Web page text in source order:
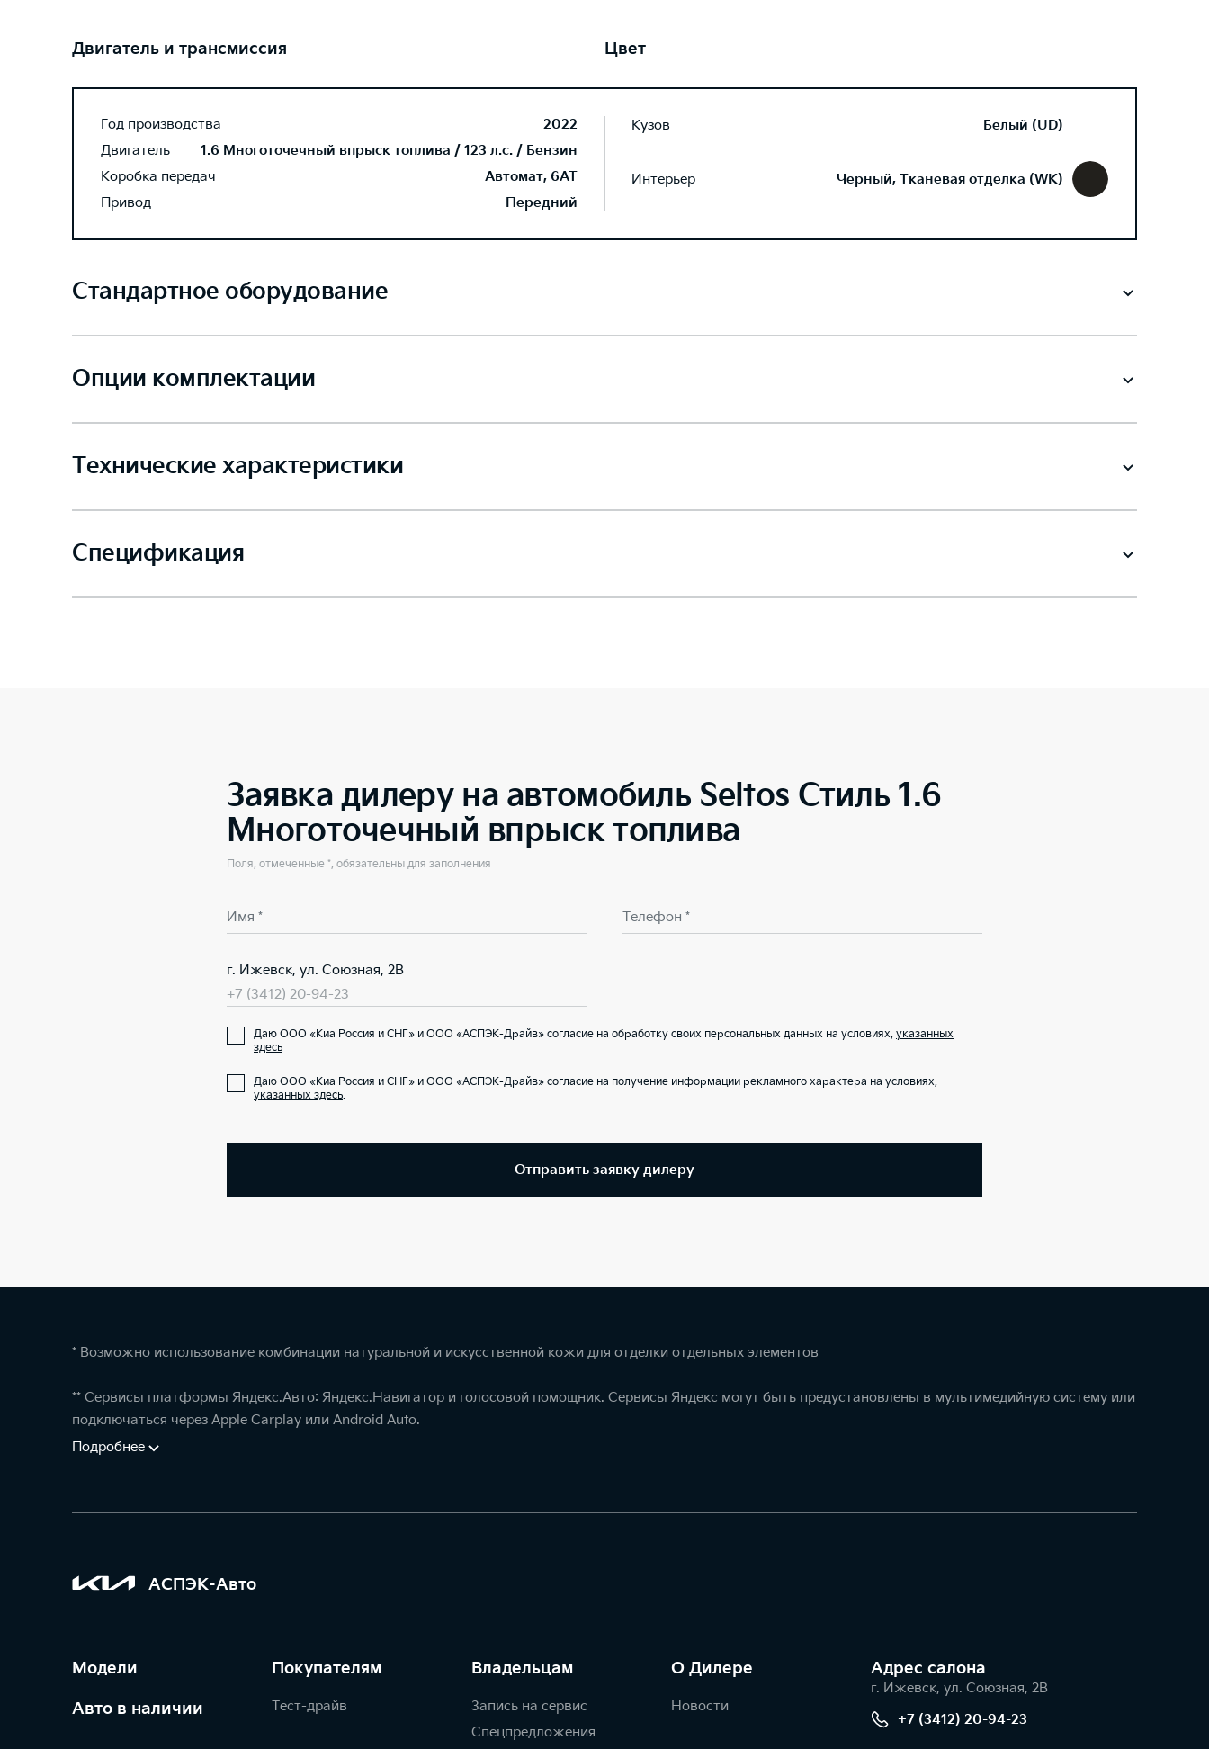
Двигатель и трансмиссия
Год производства
2022
Двигатель
1.6 Многоточечный впрыск топлива / 123 л.с. / Бензин
Коробка передач
Автомат, 6AT
Привод
Передний
Цвет
Кузов Белый (UD)
Интерьер Черный, Тканевая отделка (WK)
Стандартное оборудование
Опции комплектации
Технические характеристики
Спецификация
Заявка дилеру на автомобиль Seltos Стиль 1.6
Многоточечный впрыск топлива
Поля, отмеченные *, обязательны для заполнения
Имя * Телефон *
г. Ижевск, ул. Союзная, 2В
+7 (3412) 20-94-23
Даю ООО «Киа Россия и СНГ» и ООО «АСПЭК-Драйв» согласие на обработку своих персональных данных на условиях, указанных
здесь
Даю ООО «Киа Россия и СНГ» и ООО «АСПЭК-Драйв» согласие на получение информации рекламного характера на условиях,
указанных здесь.
Отправить заявку дилеру
* Возможно использование комбинации натуральной и искусственной кожи для отделки отдельных элементов
** Сервисы платформы Яндекс.Авто: Яндекс.Навигатор и голосовой помощник. Сервисы Яндекс могут быть предустановлены в мультимедийную систему или
подключаться через Apple Carplay или Android Auto.
Подробнее
АСПЭК-Авто
Модели
Авто в наличии
Покупателям
Тест-драйв
Владельцам
Запись на сервис
Спецпредложения
О Дилере
Новости
Адрес салонa
г. Ижевск, ул. Союзная, 2В
+7 (3412) 20-94-23